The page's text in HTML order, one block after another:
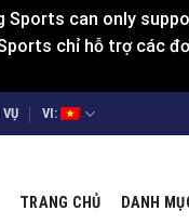
Sports can only
chỉ hỗ trợ các
VI:
TRANG CHỦ DANH